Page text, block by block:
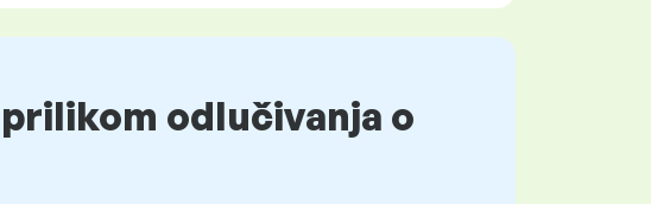
odlučivanja o